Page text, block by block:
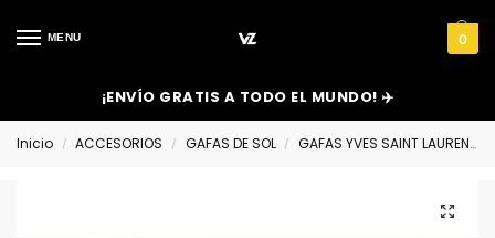
MENU 0
¡ENVÍO GRATIS A TODO EL MUNDO! ✈️
Inicio / ACCESORIOS / GAFAS DE SOL / GAFAS YVES SAINT LAURENT